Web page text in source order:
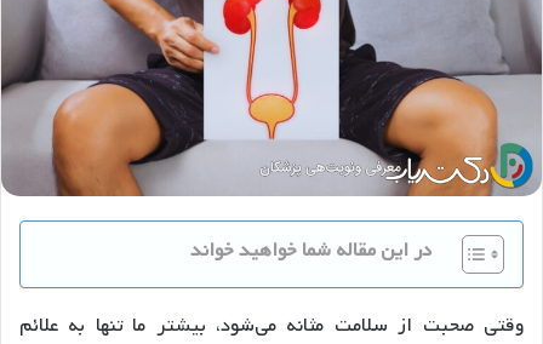
در این مقاله شما خواهید خواند
وقتی صحبت از سلامت مثانه می‌شود، بیشتر ما تنها به علائم